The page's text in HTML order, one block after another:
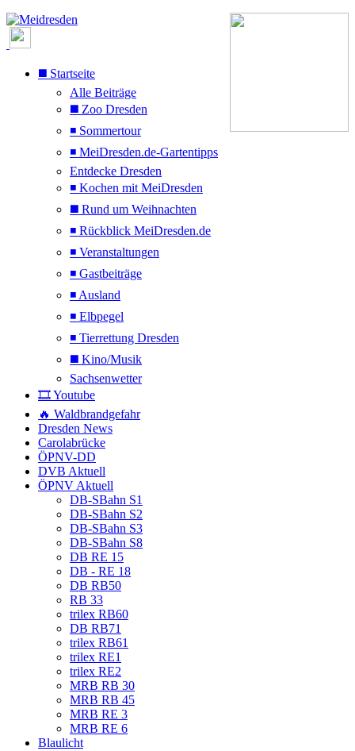
◼️ Startseite
Alle Beiträge
◼️ Zoo Dresden
◾ Sommertour
◾ MeiDresden.de-Gartentipps
Entdecke Dresden
◾ Kochen mit MeiDresden
◼️ Rund um Weihnachten
◾ Rückblick MeiDresden.de
◾ Veranstaltungen
◾ Gastbeiträge
◾ Ausland
◾ Elbpegel
◾ Tierrettung Dresden
◼️ Kino/Musik
Sachsenwetter
🎞️ Youtube
🔥 Waldbrandgefahr
Dresden News
Carolabrücke
ÖPNV-DD
DVB Aktuell
ÖPNV Aktuell
DB-SBahn S1
DB-SBahn S2
DB-SBahn S3
DB-SBahn S8
DB RE 15
DB - RE 18
DB RB50
RB 33
trilex RB60
DB RB71
trilex RB61
trilex RE1
trilex RE2
MRB RB 30
MRB RB 45
MRB RE 3
MRB RE 6
Blaulicht